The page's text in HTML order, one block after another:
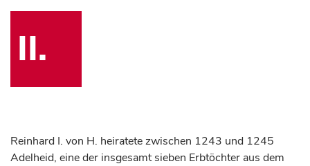
II.
Reinhard I. von H. heiratete zwischen 1243 und 1245
Adelheid, eine der insgesamt sieben Erbtöchter aus dem